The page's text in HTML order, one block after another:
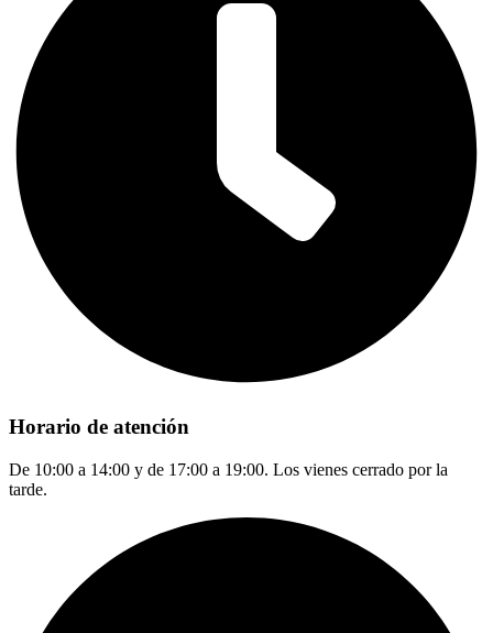
Horario de atención
De 10:00 a 14:00 y de 17:00 a 19:00. Los vienes cerrado por la
tarde.